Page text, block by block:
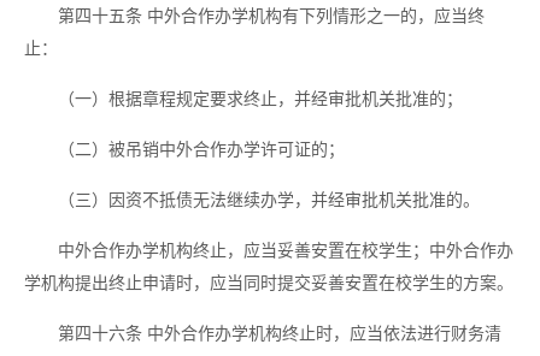
第四十五条 中外合作办学机构有下列情形之一的，应当终
止：
（一）根据章程规定要求终止，并经审批机关批准的；
（二）被吊销中外合作办学许可证的；
（三）因资不抵债无法继续办学，并经审批机关批准的。
中外合作办学机构终止，应当妥善安置在校学生；中外合作办
学机构提出终止申请时，应当同时提交妥善安置在校学生的方案。
第四十六条 中外合作办学机构终止时，应当依法进行财务清